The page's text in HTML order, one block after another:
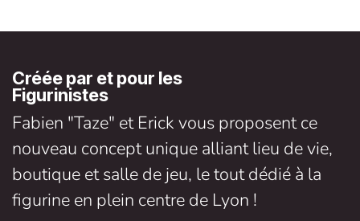
Créée par et pour les
Figurinistes
Fabien "Taze" et Erick vous proposent ce
nouveau concept unique alliant lieu de vie,
boutique et salle de jeu, le tout dédié à la
figurine en plein centre de Lyon !